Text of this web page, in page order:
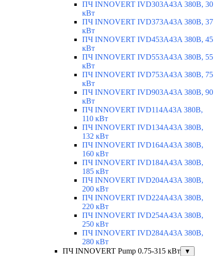
ПЧ INNOVERT IVD303A43A 380В, 30
кВт
ПЧ INNOVERT IVD373A43A 380В, 37
кВт
ПЧ INNOVERT IVD453A43A 380В, 45
кВт
ПЧ INNOVERT IVD553A43A 380В, 55
кВт
ПЧ INNOVERT IVD753A43A 380В, 75
кВт
ПЧ INNOVERT IVD903A43A 380В, 90
кВт
ПЧ INNOVERT IVD114A43A 380В,
110 кВт
ПЧ INNOVERT IVD134A43A 380В,
132 кВт
ПЧ INNOVERT IVD164A43A 380В,
160 кВт
ПЧ INNOVERT IVD184A43A 380В,
185 кВт
ПЧ INNOVERT IVD204A43A 380В,
200 кВт
ПЧ INNOVERT IVD224A43A 380В,
220 кВт
ПЧ INNOVERT IVD254A43A 380В,
250 кВт
ПЧ INNOVERT IVD284A43A 380В,
280 кВт
ПЧ INNOVERT Pump 0.75-315 кВт
▼